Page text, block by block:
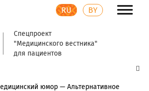
RU BY
Спецпроект
"Медицинского вестника"
для пациентов
юмор — Альтернативное